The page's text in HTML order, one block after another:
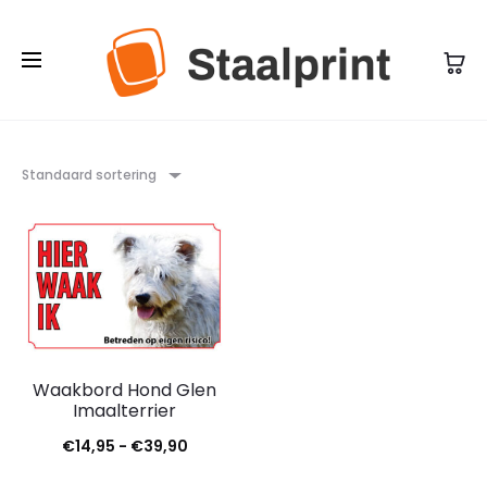
Standaard sortering
Waakbord Hond Glen
Imaalterrier
€14,95 - €39,90Prijsklasse: